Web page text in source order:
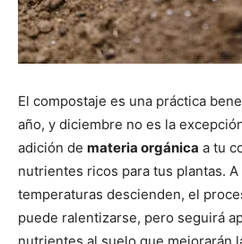
El compostaje es una práctica
año, y diciembre no es la
adición de materia orgánica a tu
nutrientes ricos para tus plantas. A
temperaturas descienden, el
puede ralentizarse, pero seguirá